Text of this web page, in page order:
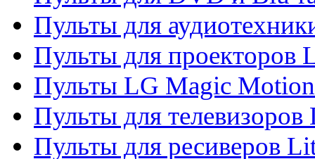
Пульты для
Пульты для проекторов
Пульты LG Magic Motion
Пульты для
Пульты для ресиверов